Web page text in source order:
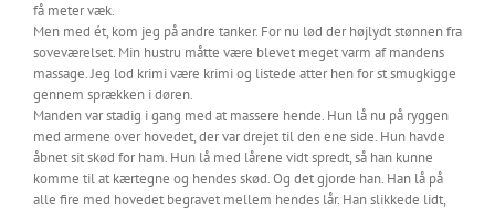
få meter væk.
Men med ét, kom jeg på andre tanker. For nu lød der højlydt stønnen fra
soveværelset. Min hustru måtte være blevet meget varm af mandens
massage. Jeg lod krimi være krimi og listede atter hen for st smugkigge
gennem sprækken i døren.
Manden var stadig i gang med at massere hende. Hun lå nu på ryggen
med armene over hovedet, der var drejet til den ene side. Hun havde
åbnet sit skød for ham. Hun lå med lårene vidt spredt, så han kunne
komme til at kærtegne og hendes skød. Og det gjorde han. Han lå på
alle fire med hovedet begravet mellem hendes lår. Han slikkede lidt,